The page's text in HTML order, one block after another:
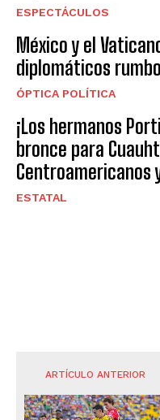
ESPECTÁCULOS
México y el
diplomáticos
ÓPTICA POLÍTICA
¡Los hermanos
bronce para
Centroamericanos
ESTATAL
ARTÍCULO ANTERIOR